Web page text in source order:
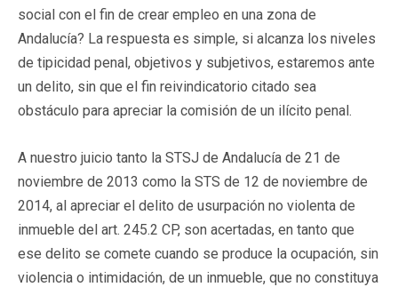
social con el fin de crear empleo en una zona de
Andalucía? La respuesta es simple, si alcanza los niveles
de tipicidad penal, objetivos y subjetivos, estaremos ante
un delito, sin que el fin reivindicatorio citado sea
obstáculo para apreciar la comisión de un ilícito penal.
A nuestro juicio tanto la STSJ de Andalucía de 21 de
noviembre de 2013 como la STS de 12 de noviembre de
2014, al apreciar el delito de usurpación no violenta de
inmueble del art. 245.2 CP, son acertadas, en tanto que
ese delito se comete cuando se produce la ocupación, sin
violencia o intimidación, de un inmueble, que no constituya